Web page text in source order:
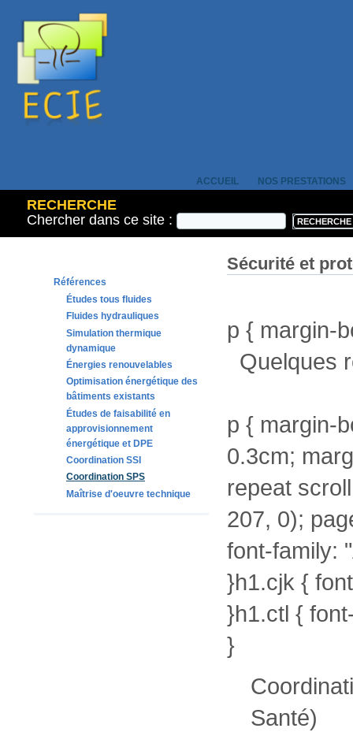
ACCUEIL NOS PRESTATIONS
RECHERCHE
Chercher dans ce site :
Références
Études tous fluides
Fluides hydrauliques
Simulation thermique
dynamique
Énergies renouvelables
Optimisation énergétique des
bâtiments existants
Études de faisabilité en
approvisionnement
énergétique et DPE
Coordination SSI
Coordination SPS
Maîtrise d'oeuvre technique
Sécurité et
p { margin-
Quelques
p { margin-
0.3cm;
repeat
207, 0);
font-family:
}h1.cjk {
}h1.ctl {
}
Santé)